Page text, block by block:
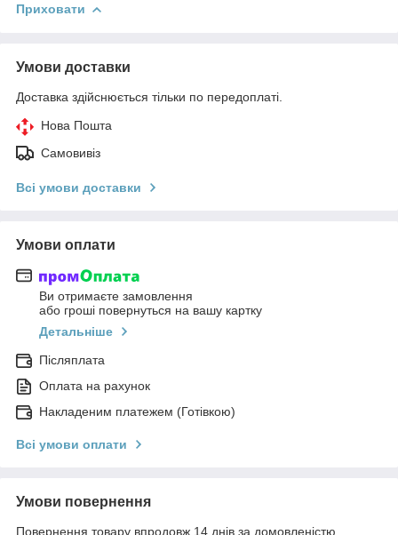
Приховати
Умови доставки
Доставка здійснюється тільки по передоплаті.
Нова Пошта
Самовивіз
Всі умови доставки
Умови оплати
Ви отримаєте замовлення
або гроші повернуться на вашу картку
Детальніше
Післяплата
Оплата на рахунок
Накладеним платежем (Готівкою)
Всі умови оплати
Умови повернення
Повернення товару впродовж 14 днів за домовленістю